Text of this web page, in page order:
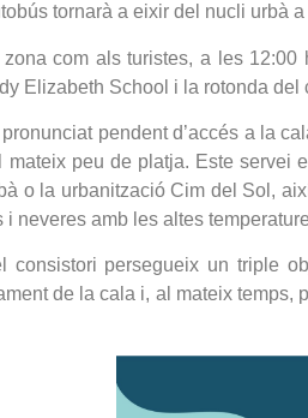
tornarà a eixir del nucli
com als turistes, a les
Elizabeth School i la rotonda
pendent d’accés a la
peu de platja. Este
o la urbanització Cim del Sol,
neveres amb les altes
consistori persegueix un triple
de la cala i, al mateix